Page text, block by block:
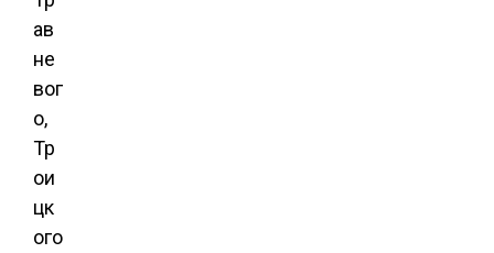
ав
не
вог
о,
Тр
ои
цк
ого